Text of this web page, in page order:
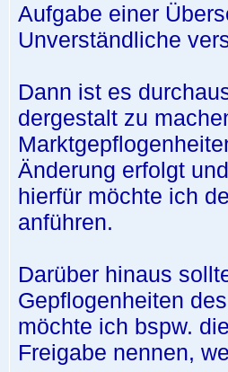
Aufgabe einer
Unverständliche
Dann ist es
dergestalt zu
Änderung erfolgt
hierfür möchte ich
anführen.
Darüber hinaus
Gepflogenheiten
möchte ich bspw.
Freigabe nennen,